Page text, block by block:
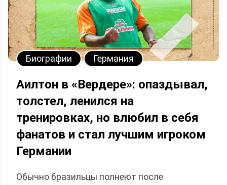
Биографии Германия
Аилтон в «Вердере»: опаздывал,
толстел, ленился на
тренировках, но влюбил в себя
фанатов и стал лучшим игроком
Германии
Обычно бразильцы полнеют после